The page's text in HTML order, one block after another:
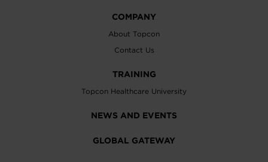
COMPANY
About Topcon
Contact Us
TRAINING
Topcon Healthcare University
NEWS AND EVENTS
GLOBAL GATEWAY